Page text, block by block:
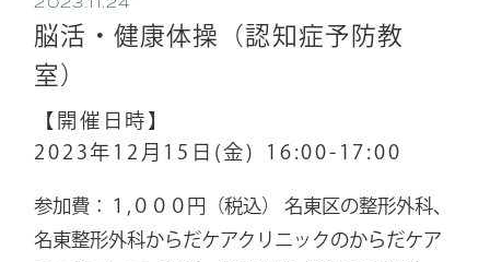
脳活・健康体操（認知症予防教
室）
【開催日時】
2023年12月15日(金)
16:00-17:00
参加費：１,０００円（税込） 名東区の整形外科、
名東整形外科からだケアクリニックのからだケア